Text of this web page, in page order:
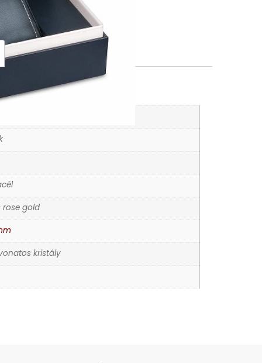
rose gold
kristály